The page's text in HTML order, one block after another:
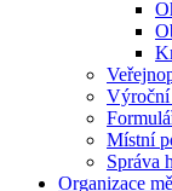
Výroční
Místní
Správa
Organizace